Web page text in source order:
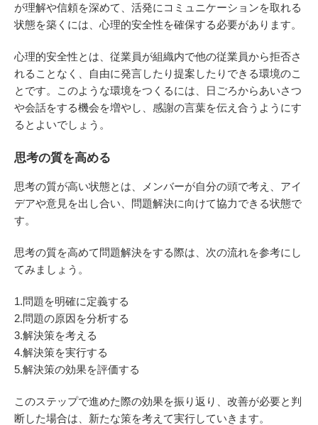
が理解や信頼を深めて、活発にコミュニケーションを取れる
状態を築くには、心理的安全性を確保する必要があります。
心理的安全性とは、従業員が組織内で他の従業員から拒否さ
れることなく、自由に発言したり提案したりできる環境のこ
とです。このような環境をつくるには、日ごろからあいさつ
や会話をする機会を増やし、感謝の言葉を伝え合うようにす
るとよいでしょう。
思考の質を高める
思考の質が高い状態とは、メンバーが自分の頭で考え、アイ
デアや意見を出し合い、問題解決に向けて協力できる状態で
す。
思考の質を高めて問題解決をする際は、次の流れを参考にし
てみましょう。
1.問題を明確に定義する
2.問題の原因を分析する
3.解決策を考える
4.解決策を実行する
5.解決策の効果を評価する
このステップで進めた際の効果を振り返り、改善が必要と判
断した場合は、新たな策を考えて実行していきます。